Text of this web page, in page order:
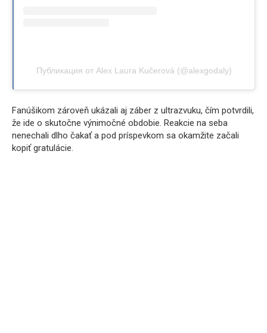
Публикация от Alex Laura Kučerová (@alexgodaly)
Fanúšikom zároveň ukázali aj záber z ultrazvuku, čím potvrdili,
že ide o skutočne výnimočné obdobie. Reakcie na seba
nenechali dlho čakať a pod príspevkom sa okamžite začali
kopiť gratulácie.